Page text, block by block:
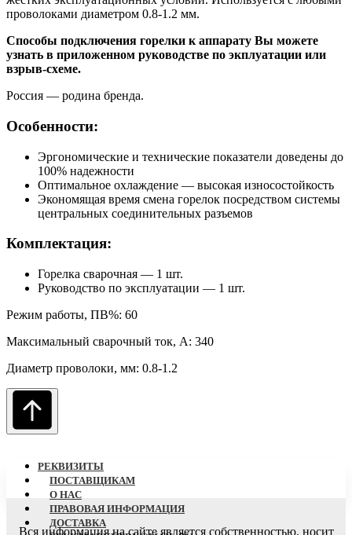
проволоками диаметром 0.8-1.2 мм.
Способы подключения горелки к аппарату Вы можете
узнать в приложенном руководстве по экплуатации или
взрыв-схеме.
Россия — родина бренда.
Особенности:
Эргономические и технические показатели доведены до
100% надежности
Оптимальное охлаждение — высокая износостойкость
Экономящая время смена горелок посредством системы
центральных соединительных разъемов
Комплектация:
Горелка сварочная — 1 шт.
Руководство по эксплуатации — 1 шт.
Режим работы, ПВ%: 60
Максимальный сварочный ток, А: 340
Диаметр проволоки, мм: 0.8-1.2
РЕКВИЗИТЫ
ПОСТАВЩИКАМ
О НАC
ПРАВОВАЯ ИНФОРМАЦИЯ
ДОСТАВКА
Вся информация на сайте является собственностью, носит